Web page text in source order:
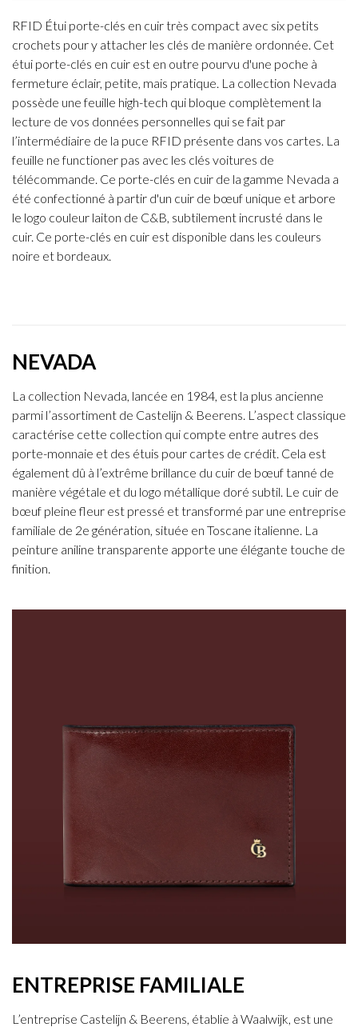
RFID Étui porte-clés en cuir très compact avec six petits
crochets pour y attacher les clés de manière ordonnée. Cet
étui porte-clés en cuir est en outre pourvu d'une poche à
fermeture éclair, petite, mais pratique. La collection Nevada
possède une feuille high-tech qui bloque complètement la
lecture de vos données personnelles qui se fait par
l’intermédiaire de la puce RFID présente dans vos cartes. La
feuille ne functioner pas avec les clés voitures de
télécommande. Ce porte-clés en cuir de la gamme Nevada a
été confectionné à partir d'un cuir de bœuf unique et arbore
le logo couleur laiton de C&B, subtilement incrusté dans le
cuir. Ce porte-clés en cuir est disponible dans les couleurs
noire et bordeaux.
NEVADA
La collection Nevada, lancée en 1984, est la plus ancienne
parmi l’assortiment de Castelijn & Beerens. L’aspect classique
caractérise cette collection qui compte entre autres des
porte-monnaie et des étuis pour cartes de crédit. Cela est
également dû à l’extrême brillance du cuir de bœuf tanné de
manière végétale et du logo métallique doré subtil. Le cuir de
bœuf pleine fleur est pressé et transformé par une entreprise
familiale de 2e génération, située en Toscane italienne. La
peinture aniline transparente apporte une élégante touche de
finition.
ENTREPRISE FAMILIALE
L’entreprise Castelijn & Beerens, établie à Waalwijk, est une